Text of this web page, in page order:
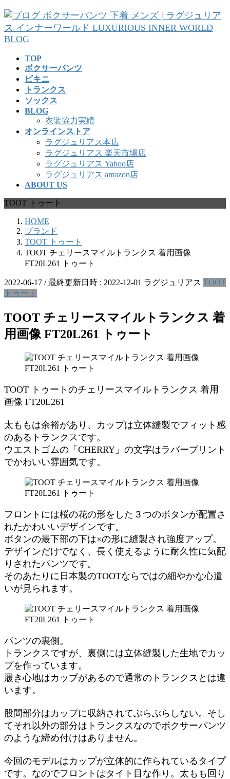
コ
ン
テ
ン
ナ
ビ
ゲ
ー
TOP
ボクサーパンツ
ビキニ
トランクス
ソックス
BLOG
衣装協力実績
オンラインストア
ラグジュリアス本店
ラグジュリアス 楽天市場店
ラグジュリアス Yahoo店
ラグジュリアス amazon店
ABOUT US
TOOT トゥート
HOME
ブランド
TOOT トゥート
TOOT チェリースマイルトランクス 着用画像
FT20L261 トゥート
2022-06-17 / 最終更新日時 : 2022-12-01 ラグジュリアス TOOT
トゥート
TOOT チェリースマイルトランクス 着
用画像 FT20L261 トゥート
TOOT トゥートのチェリースマイルトランクス 着用
画像 FT20L261
太ももは余裕があり、カップは立体縫製でフィット感
のあるトランクスです。
ウエストゴムの「CHERRY」の文字はラバープリント
でかわいい雰囲気です。
フロントには桜の花の形をした３つのボタンが配置さ
れたかわいいデザインです。
ボタンの最下部の下は×の形に縫製され強度アップ。
デザインだけでなく、長く使えるように耐久性に気配
りされたパンツです。
そのあたりに日本製のTOOTならではの細やかな心遣
いが見られます。
パンツの裏側。
トランクスですが、裏側には立体縫製した生地でカッ
プを作っています。
履き心地はカップがあるので通常のトランクスとは違
います。
股間部分はカップに収納されてぶらぶらしない。そし
てそれ以外の部分はトランクスなのでボクサーパンツ
のような締め付けはありません。
今回のモデルはカップが立体的に作られているタイプ
です。なのでフロントはタイト目な作り。太もも回り